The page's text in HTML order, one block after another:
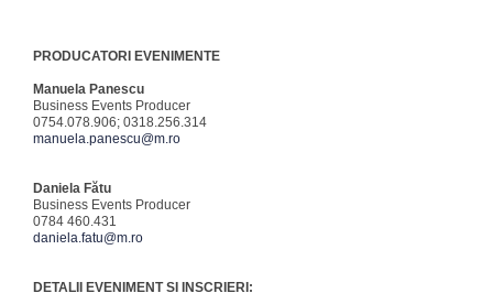
PRODUCATORI EVENIMENTE
Manuela Panescu
Business Events Producer
0754.078.906; 0318.256.314
manuela.panescu@m.ro
Daniela Fătu
Business Events Producer
0784 460.431
daniela.fatu@m.ro
DETALII EVENIMENT SI INSCRIERI: